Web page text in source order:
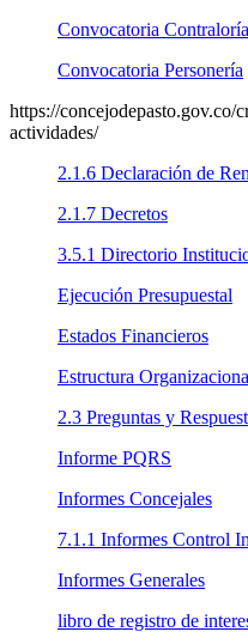
Convocatoria Contraloría
Convocatoria Personería
https://concejodepasto.gov.co/
actividades/
2.1.6 Declaración de
2.1.7 Decretos
3.5.1 Directorio
Ejecución Presupuestal
Estados Financieros
Estructura
2.3 Preguntas y
Informe PQRS
Informes Concejales
7.1.1 Informes Control
Informes Generales
libro de registro de